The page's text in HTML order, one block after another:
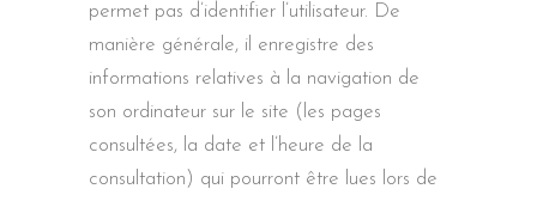
permet pas d’identifier l’utilisateur. De
manière générale, il enregistre des
informations relatives à la navigation de
son ordinateur sur le site (les pages
consultées, la date et l’heure de la
consultation) qui pourront être lues lors de